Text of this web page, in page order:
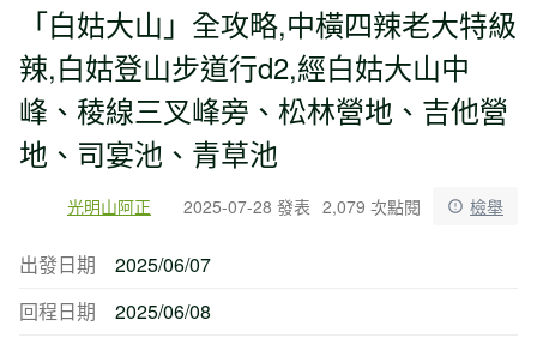
「白姑大山」全攻略,中橫四辣老大特級
辣,白姑登山步道行d2,經白姑大山中
峰、稜線三叉峰旁、松林營地、吉他營
地、司宴池、青草池
光明山阿正 2025-07-28 發表 2,079 次點閱 檢舉
出發日期
2025/06/07
回程日期
2025/06/08